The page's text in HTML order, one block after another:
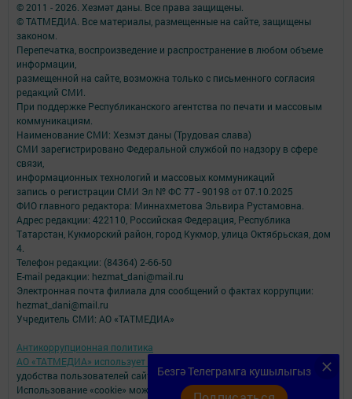
Безгә Телеграмга кушылыгыз
© 2011 - 2026. Хезмәт даны. Все права защищены.
© ТАТМЕДИА. Все материалы, размещенные на сайте, защищены
законом.
Перепечатка, воспроизведение и распространение в любом объеме
информации,
размещенной на сайте, возможна только с письменного согласия
редакций СМИ.
При поддержке Республиканского агентства по печати и массовым
коммуникациям.
Наименование СМИ: Хезмэт даны (Трудовая слава)
СМИ зарегистрировано Федеральной службой по надзору в сфере
связи,
информационных технологий и массовых коммуникаций
запись о регистрации СМИ Эл № ФС 77 - 90198 от 07.10.2025
ФИО главного редактора: Миннахметова Эльвира Рустамовна.
Адрес редакции: 422110, Российская Федерация, Республика
Татарстан, Кукморский район, город Кукмор, улица Октябрьская, дом
4.
Телефон редакции: (84364) 2-66-50
E-mail редакции: hezmat_dani@mail.ru
Электронная почта филиала для сообщений о фактах коррупции:
hezmat_dani@mail.ru
Учредитель СМИ: АО «ТАТМЕДИА»
Антикоррупционная политика
АО «ТАТМЕДИА» использует «cookie»
для персонализации сервисов и
удобства пользователей сайтом.
Использование «cookie» можно отменить в настройках браузера.